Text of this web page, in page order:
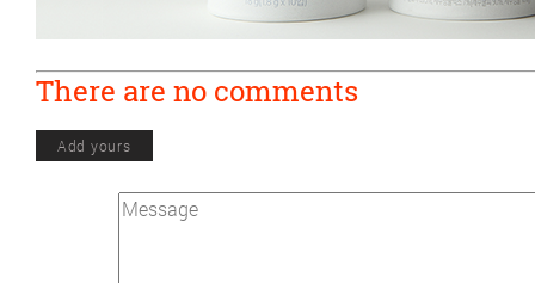
There are no comments
Add yours